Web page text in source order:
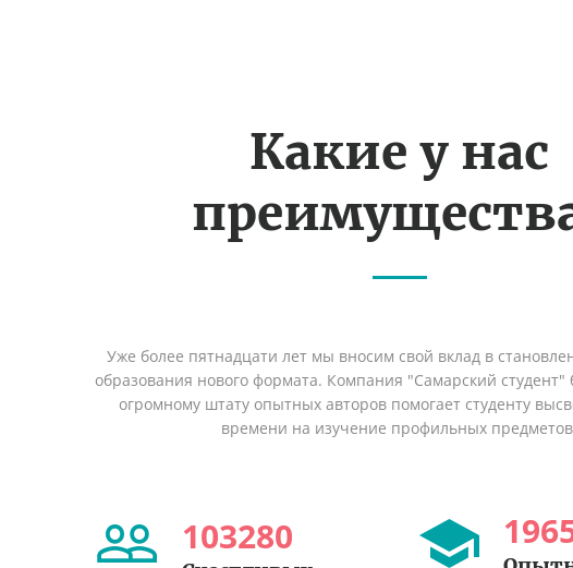
Какие у нас
Уже более пятнадцати лет мы вносим свой вклад в
образования нового формата. Компания "Самарский студент"
огромному штату опытных авторов помогает студенту
времени на изучение профильных
103280